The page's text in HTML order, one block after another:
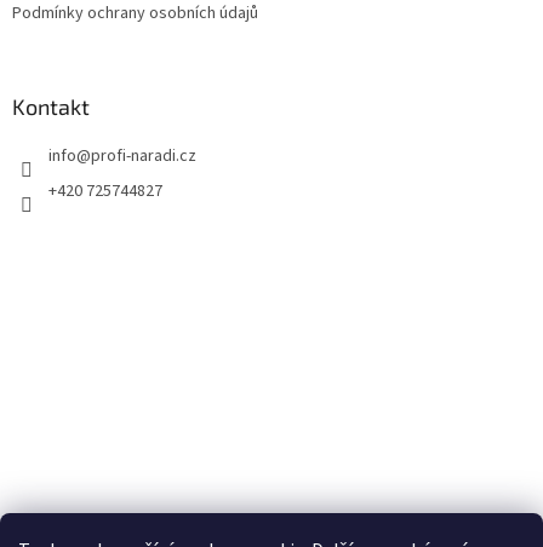
Podmínky ochrany osobních údajů
Kontakt
info@profi-naradi.cz
+420 725744827